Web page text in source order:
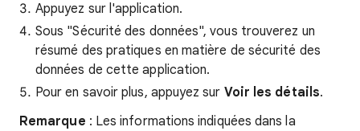
Appuyez sur l'application.
Sous "Sécurité des données", vous trouverez un
résumé des pratiques en matière de sécurité des
données de cette application.
Pour en savoir plus, appuyez sur Voir les détails.
Remarque : Les informations indiquées dans la